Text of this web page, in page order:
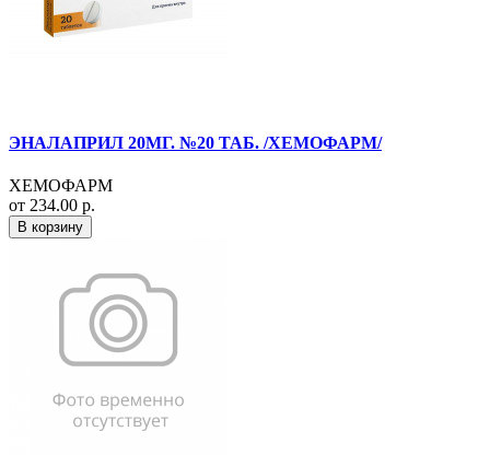
ЭНАЛАПРИЛ 20МГ. №20 ТАБ. /ХЕМОФАРМ/
ХЕМОФАРМ
от 234.00 р.
В корзину